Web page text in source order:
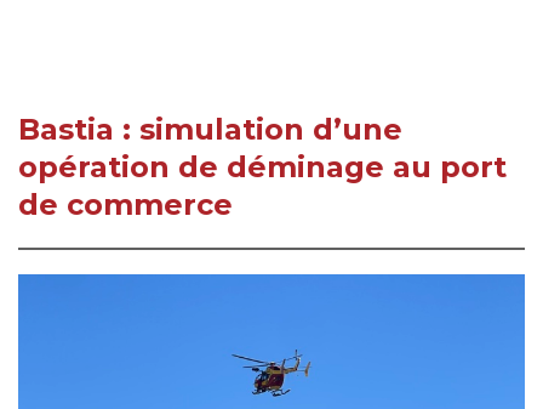
Bastia : simulation d’une
opération de déminage au port
de commerce